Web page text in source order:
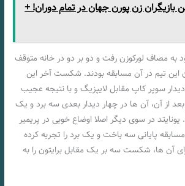
بازیگران زن پورن جهان در تمام دوران! +
به مصاف لورکوزن رفت و دو بر دو در خانه متوقف
این تیم در آن مسابقه بودند. شکست آخر این
سوپر کاپ مقابل لایپزیگ و با نتیجه عجیب
از آن، آن ها در چهار دیدار بعدی سه برد و یک
در سوی دیگر اصلا اوضاع خوبی در پریمیر
پایانی سه باخت و یک برد را تجربه کرده
آن ها، شکست سه بر یک مقابل برایتون را به